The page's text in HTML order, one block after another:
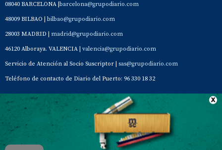
08040 BARCELONA | barcelona@grupodiario.com
48009 BILBAO | bilbao@grupodiario.com
28003 MADRID | madrid@grupodiario.com
46120 Alboraya. VALENCIA | valencia@grupodiario.com
Servicio de Atención al Socio Suscriptor | sas@grupodiario.com
Teléfono de contacto de Diario del Puerto: 96 330 18 32
Contacto Aviso Legal Quiénes somos Política de privacidad